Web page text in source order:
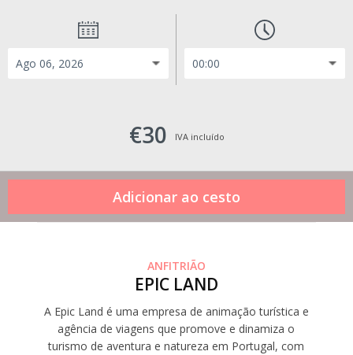
€30 IVA incluído
ANFITRIÃO
EPIC LAND
A Epic Land é uma empresa de animação turística e
agência de viagens que promove e dinamiza o
turismo de aventura e natureza em Portugal, com